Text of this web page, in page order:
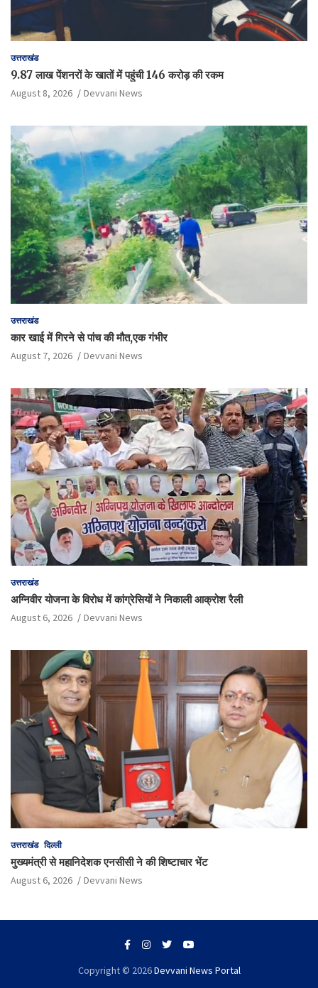
उत्तराखंड
9.87 लाख पेंशनरों के खातों में पहुंची 146 करोड़ की रकम
August 8, 2026 Devvani News
उत्तराखंड
कार खाई में गिरने से पांच की मौत,एक गंभीर
August 7, 2026 Devvani News
उत्तराखंड
अग्निवीर योजना के विरोध में कांग्रेसियों ने निकाली आक्रोश रैली
August 6, 2026 Devvani News
उत्तराखंड दिल्ली
मुख्यमंत्री से महानिदेशक एनसीसी ने की शिष्टाचार भेंट
August 6, 2026 Devvani News
Copyright © 2026Devvani News Portal